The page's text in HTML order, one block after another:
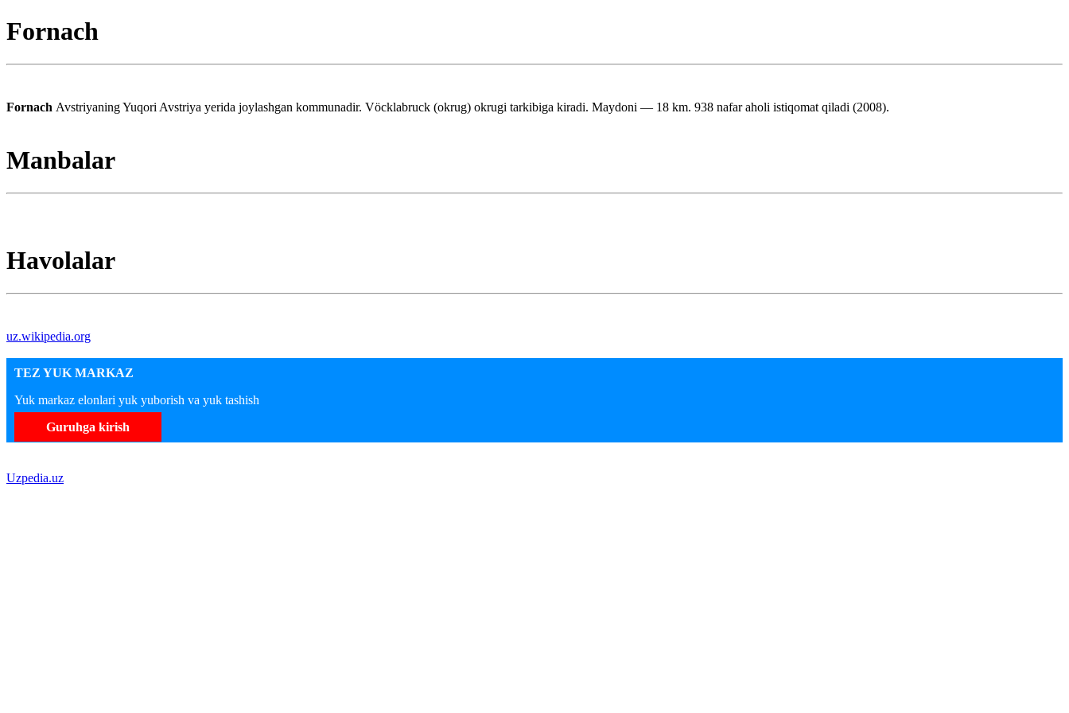
Fornach
Fornach Avstriyaning Yuqori Avstriya yerida joylashgan kommunadir. Vöcklabruck (okrug) okrugi tarkibiga kiradi. Maydoni — 18 km. 938 nafar aholi istiqomat qiladi (2008).
Manbalar
Havolalar
uz.wikipedia.org
TEZ YUK MARKAZ
Yuk markaz elonlari yuk yuborish va yuk tashish
Guruhga kirish
Uzpedia.uz